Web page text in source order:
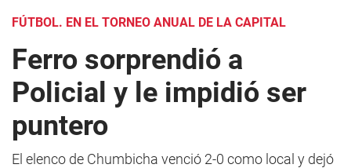
FÚTBOL. EN EL TORNEO ANUAL DE LA CAPITAL
Ferro sorprendió a
Policial y le impidió ser
puntero
El elenco de Chumbicha venció 2-0 como local y dejó